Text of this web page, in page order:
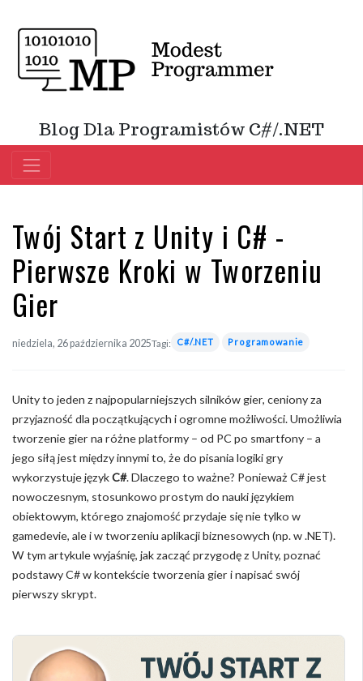
Blog Dla Programistów C#/.NET
Twój Start z Unity i C# -
Pierwsze Kroki w Tworzeniu
Gier
niedziela, 26 października 2025Tagi: C#/.NET Programowanie
Unity to jeden z najpopularniejszych silników gier, ceniony za
przyjazność dla początkujących i ogromne możliwości. Umożliwia
tworzenie gier na różne platformy – od PC po smartfony – a
jego siłą jest między innymi to, że do pisania logiki gry
wykorzystuje językC#. Dlaczego to ważne? Ponieważ C# jest
nowoczesnym, stosunkowo prostym do nauki językiem
obiektowym, którego znajomość przydaje się nie tylko w
gamedevie, ale i w tworzeniu aplikacji biznesowych (np. w .NET).
W tym artykule wyjaśnię, jak zacząć przygodę z Unity, poznać
podstawy C# w kontekście tworzenia gier i napisać swój
pierwszy skrypt.